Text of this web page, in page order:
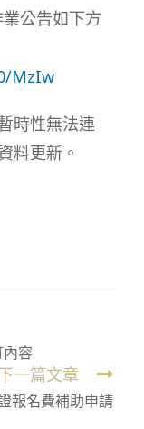
公告如下方
MzIw
時性無法連
料更新。
容
一篇文章
報名費補助申請